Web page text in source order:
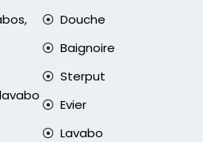
Douche
Baignoire
Sterput
Evier
Lavabo